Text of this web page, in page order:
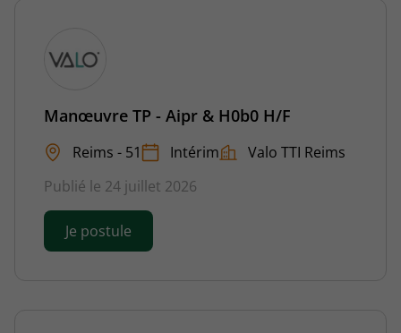
Manœuvre TP - Aipr & H0b0 H/F
Reims - 51 Intérim
Valo TTI Reims
Publié le 24 juillet 2026
Je postule